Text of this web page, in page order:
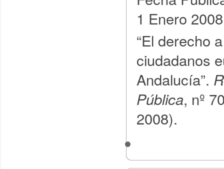
1 Enero 2008
“El derecho
ciudadanos
Andalucía”.
Pública, nº
2008).